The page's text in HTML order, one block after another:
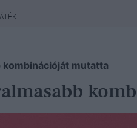
kombinációját mutatta